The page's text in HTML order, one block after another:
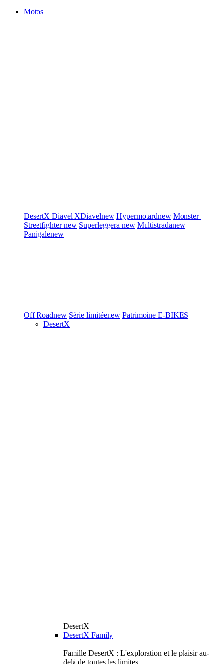
Motos
DesertX Diavel XDiavelnew Hypermotardnew Monster
Streetfighternew Superleggera new Multistradanew
Panigalenew
Off Roadnew Série limitéenew Patrimoine E-BIKES
DesertX
DesertX
DesertX Family
Famille DesertX : L'exploration et le plaisir au-
delà de toutes les limites.